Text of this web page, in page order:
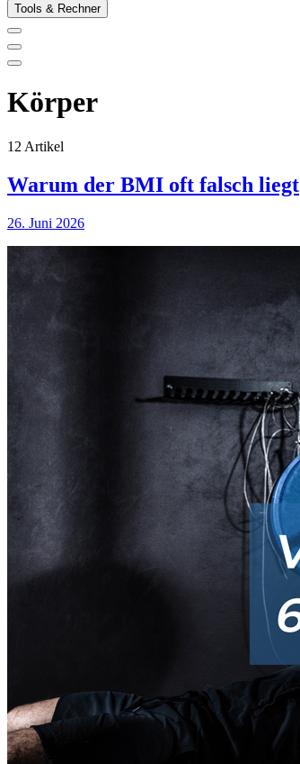
Tools & Rechner
Körper
12 Artikel
Warum der BMI oft falsch liegt
26. Juni 2026